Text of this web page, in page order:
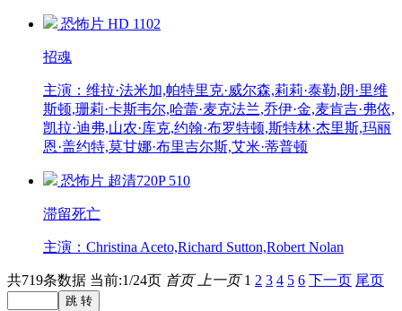
恐怖片 HD 1102
招魂
主演：维拉·法米加,帕特里克·威尔森,莉莉·泰勒,朗·里维
斯顿,珊莉·卡斯韦尔,哈蕾·麦克法兰,乔伊·金,麦肯吉·弗依,
凯拉·迪弗,山农·库克,约翰·布罗特顿,斯特林·杰里斯,玛丽
恩·盖约特,莫甘娜·布里吉尔斯,艾米·蒂普顿
恐怖片 超清720P 510
滞留死亡
主演：Christina Aceto,Richard Sutton,Robert Nolan
共719条数据 当前:1/24页 首页 上一页 1 2 3 4 5 6 下一页 尾页